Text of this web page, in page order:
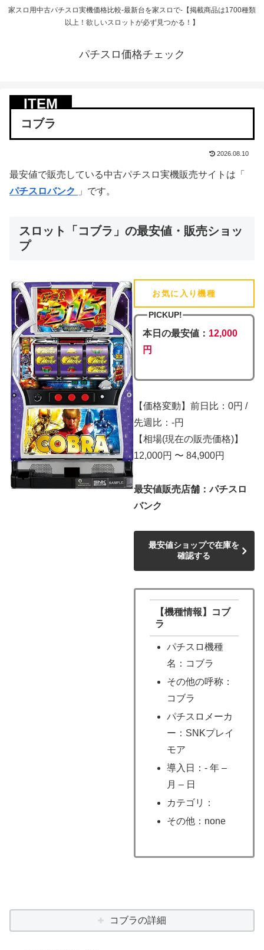
家スロ用中古パチスロ実機価格比較-最新台を家スロで-【掲載商品は1700種類
以上！欲しいスロットが必ず見つかる！】
パチスロ価格チェック
コブラ
2026.08.10
最安値で販売している中古パチスロ実機販売サイトは「
パチスロバンク
」です。
スロット「コブラ」の最安値・販売ショッ
プ
お気に入り機種
PICKUP!
本日の最安値： 12,000
円
【価格変動】前日比：0円 /
先週比：-円
【相場(現在の販売価格)】
12,000円 〜 84,900円
最安値販売店舗：パチスロ
バンク
最安値ショップで在庫を
確認する
【機種情報】コブ
ラ
パチスロ機種
名：コブラ
その他の呼称：
コブラ
パチスロメーカ
ー：SNKプレイ
モア
導入日：- 年 –
月 – 日
カテゴリ：
その他：none
コブラの詳細